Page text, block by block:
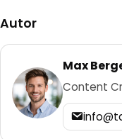
Autor
Max
Content